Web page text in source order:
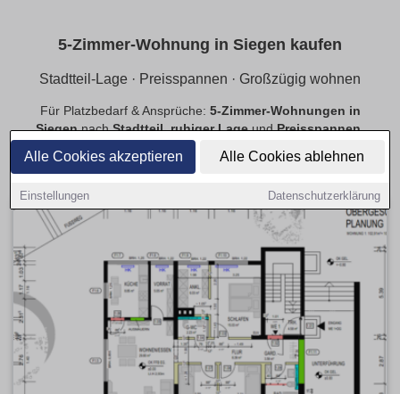
Alle Cookies akzeptieren Alle Cookies ablehnen
Einstellungen Datenschutzerklärung
5-Zimmer-Wohnung in Siegen kaufen
Stadtteil-Lage · Preisspannen · Großzügig wohnen
Für Platzbedarf & Ansprüche: 5-Zimmer-Wohnungen in
SiegennachStadtteil,ruhiger LageundPreisspannen.
Angebote mit passender Ausstattung.